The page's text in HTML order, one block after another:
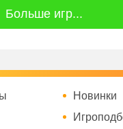
Больше игр...
Новинки